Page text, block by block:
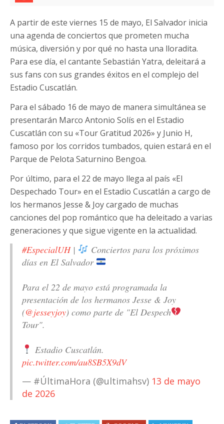
A partir de este viernes 15 de mayo, El Salvador inicia
una agenda de conciertos que prometen mucha
música, diversión y por qué no hasta una lloradita.
Para ese día, el cantante Sebastián Yatra, deleitará a
sus fans con sus grandes éxitos en el complejo del
Estadio Cuscatlán.
Para el sábado 16 de mayo de manera simultánea se
presentarán Marco Antonio Solís en el Estadio
Cuscatlán con su «Tour Gratitud 2026» y Junio H,
famoso por los corridos tumbados, quien estará en el
Parque de Pelota Saturnino Bengoa.
Por último, para el 22 de mayo llega al país «El
Despechado Tour» en el Estadio Cuscatlán a cargo de
los hermanos Jesse & Joy cargado de muchas
canciones del pop romántico que ha deleitado a varias
generaciones y que sigue vigente en la actualidad.
#EspecialUH|
Conciertos para los próximos
días en El Salvador
Para el 22 de mayo está programada la
presentación de los hermanos Jesse & Joy
(@jesseyjoy) como parte de "El Despech
Tour".
Estadio Cuscatlán.
pic.twitter.com/au8SB5X9dV
— #ÚltimaHora (@ultimahsv) 13 de mayo
de 2026